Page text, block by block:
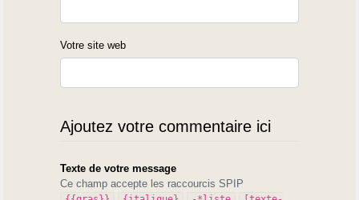
Votre site web
Ajoutez votre commentaire ici
Texte de votre message
Ce champ accepte les raccourcis SPIP